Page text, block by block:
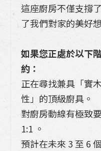
這座廚房不僅支撐
了我們對家的美好
如果您正處於以下
約：
正在尋找兼具「實
性」的頂級廚具。
對廚房動線有極致
1:1 。
預計在未來 3 至 6